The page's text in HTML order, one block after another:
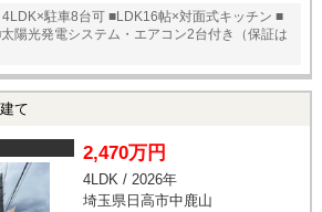
駐車8台可 ■LDK16帖×対面式キッチン ■
陽光発電システム・エアコン2台付き（保証は
て
2,470万円
4LDK / 2026年
埼玉県日高市中鹿山